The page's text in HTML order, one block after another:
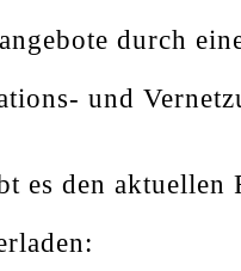
durch
und
es den aktuellen